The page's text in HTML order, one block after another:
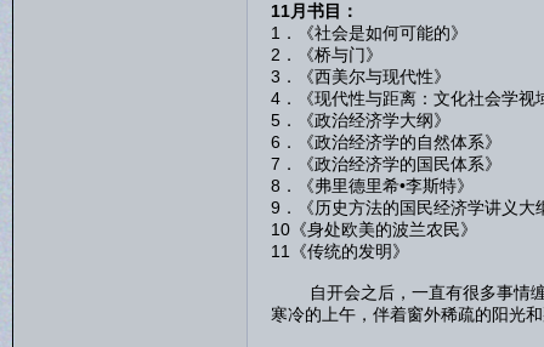
11月书目：
1．《社会是如何可能
2．《桥与门》
3．《西美尔与现
4．《现代性与距离：文化社会
5．《政治经济学大
6．《政治经济学的自
7．《政治经济学的国
8．《弗里德里希•李斯
9．《历史方法的国民经济
10《身处欧美的波兰农
11《传统的发明》
自开会之后，一直有很多事情缠
寒冷的上午，伴着窗外稀疏的阳光